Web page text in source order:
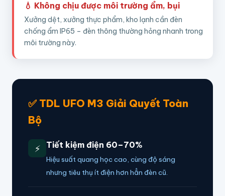
💧 Không chịu được môi trường ẩm, bụi
Xưởng dệt, xưởng thực phẩm, kho lạnh cần đèn
chống ẩm IP65 – đèn thông thường hỏng nhanh trong
môi trường này.
✅ TDL UFO M3 Giải Quyết Toàn
Bộ
⚡ Tiết kiệm điện 60–70%
Hiệu suất quang học cao, cùng độ sáng
nhưng tiêu thụ ít điện hơn hẳn đèn cũ.